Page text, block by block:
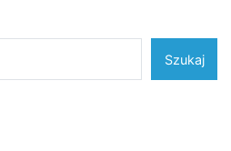
Szukaj